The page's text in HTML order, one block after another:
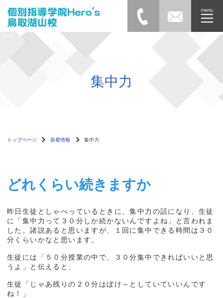
集中力
トップページ 新着情報 集中力
どれくらい続きますか
昨日生徒としゃべっているときに、集中力の話になり、生徒
に「集中力って３０分しか続かないんですよね」と言われま
した。諸説あると思いますが、１回に集中できる時間は３０
分くらいかなと思います。
生徒には「５０分授業の中で、３０分集中できればいいと思
うよ」と伝えると、
生徒「じゃあ残りの２０分はぼけ～としていていいんです
ね！」